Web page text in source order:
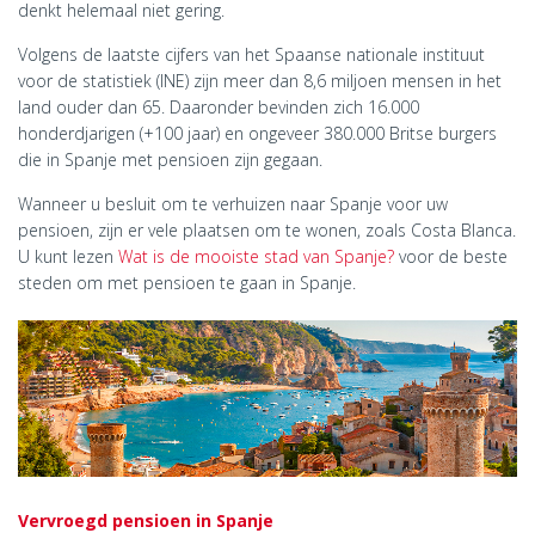
denkt helemaal niet gering.
Volgens de laatste cijfers van het Spaanse nationale instituut
voor de statistiek (INE) zijn meer dan 8,6 miljoen mensen in het
land ouder dan 65. Daaronder bevinden zich 16.000
honderdjarigen (+100 jaar) en ongeveer 380.000 Britse burgers
die in Spanje met pensioen zijn gegaan.
Wanneer u besluit om te verhuizen naar Spanje voor uw
pensioen, zijn er vele plaatsen om te wonen, zoals Costa Blanca.
U kunt lezen Wat is de mooiste stad van Spanje? voor de beste
steden om met pensioen te gaan in Spanje.
Vervroegd pensioen in Spanje